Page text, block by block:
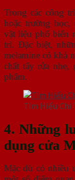
Trong các công
hoặc trường
vật liệu phổ biến
trì. Đặc biệt,
melamine có khả
chất tẩy rửa
phẩm.
Tìm Hiểu Chi
4. Những
dụng cửa
Mặc dù có nhiều